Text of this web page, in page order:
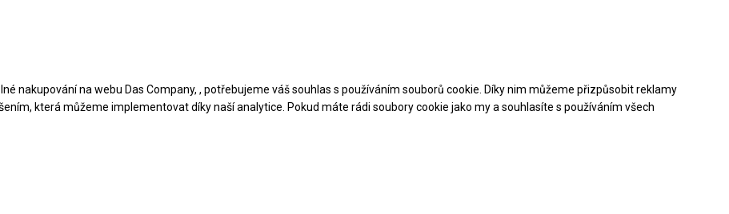
Stáhněte si nabídku PDF
nakupování na webu Das Company, , potřebujeme váš souhlas s používáním souborů cookie. Díky nim můžeme přizpůsobit reklamy
která můžeme implementovat díky naší analytice. Pokud máte rádi soubory cookie jako my a souhlasíte s používáním všech